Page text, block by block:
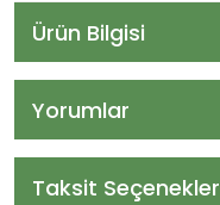
Ürün Bilgisi
Yorumlar
Taksit